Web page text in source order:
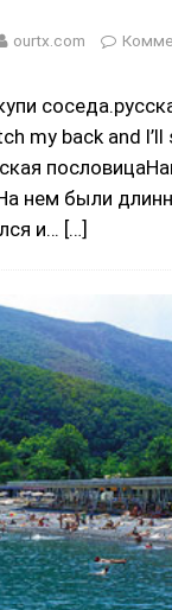
ourtx.com
my back and
нем были
и… […]